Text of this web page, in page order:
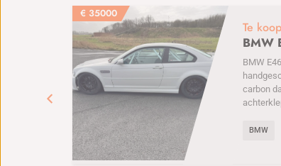
€ 35000
Te
BMW
BMW
carbon
BMW